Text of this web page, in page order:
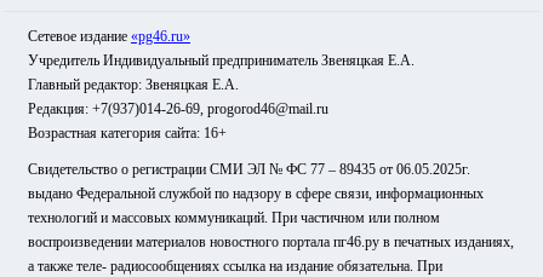
Сетевое издание «pg46.ru»
Учредитель Индивидуальный предприниматель Звеняцкая Е.А.
Главный редактор: Звеняцкая Е.А.
Редакция: +7(937)014-26-69, progorod46@mail.ru
Возрастная категория сайта: 16+
Свидетельство о регистрации СМИ ЭЛ № ФС 77 – 89435 от 06.05.2025г.
выдано Федеральной службой по надзору в сфере связи, информационных
технологий и массовых коммуникаций. При частичном или полном
воспроизведении материалов новостного портала пг46.ру в печатных изданиях,
а также теле- радиосообщениях ссылка на издание обязательна. При